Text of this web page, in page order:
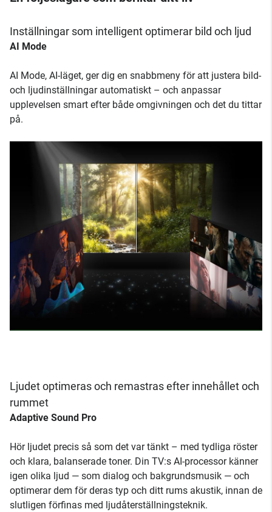
Inställningar som intelligent optimerar bild och ljud
AI Mode
AI Mode, AI-läget, ger dig en snabbmeny för att justera bild-
och ljudinställningar automatiskt – och anpassar
upplevelsen smart efter både omgivningen och det du tittar
på.
Ljudet optimeras och remastras efter innehållet och
rummet
Adaptive Sound Pro
Hör ljudet precis så som det var tänkt – med tydliga röster
och klara, balanserade toner. Din TV:s AI-processor känner
igen olika ljud — som dialog och bakgrundsmusik — och
optimerar dem för deras typ och ditt rums akustik, innan de
slutligen förfinas med ljudåterställningsteknik.